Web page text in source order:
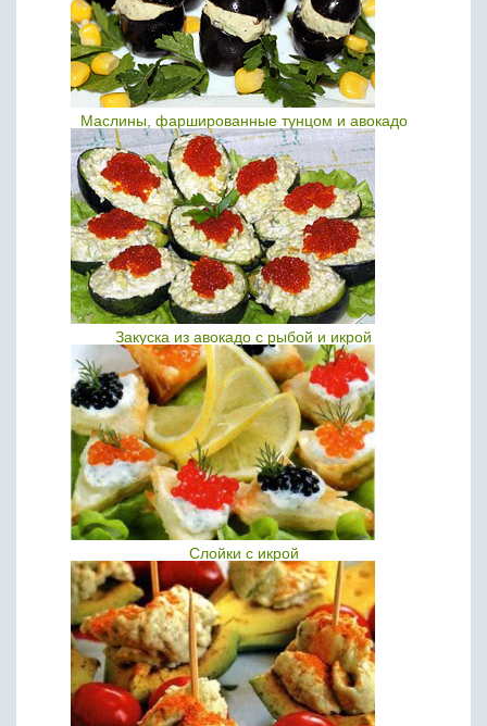
Маслины, фаршированные тунцом и авокадо
Закуска из авокадо с рыбой и икрой
Слойки с икрой